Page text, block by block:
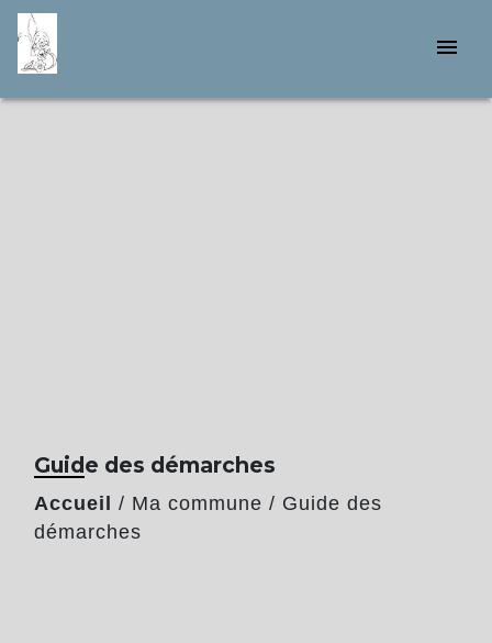
menu
Guide des démarches
Accueil / Ma commune / Guide des
démarches